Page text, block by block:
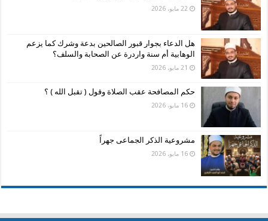
22 مايو، 2026
هل الدعاء بجوار قبور الصالحين بدعة وشرك كما يزعم
الوهابية أم سنة واردرة عن الصحابة والسلف؟
21 مايو، 2026
حكم المصافحة عقب الصلاة وقول ( تقبل الله ) ؟
16 مايو، 2026
مشروعية الذكر الجماعى جهراً
16 مايو، 2026